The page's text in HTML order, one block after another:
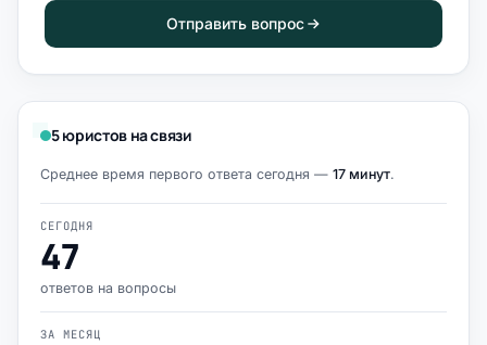
Отправить вопрос
5 юристов на связи
Среднее время первого ответа сегодня — 17 минут.
СЕГОДНЯ
47
ответов на вопросы
ЗА МЕСЯЦ